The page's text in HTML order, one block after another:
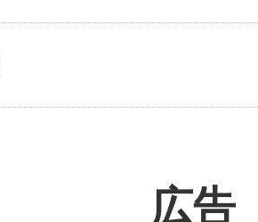
広告